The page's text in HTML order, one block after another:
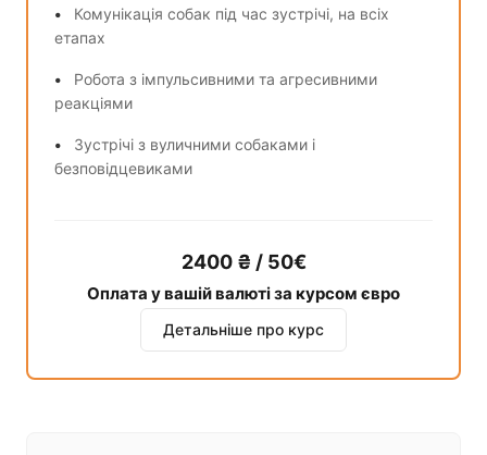
Комунікація собак під час зустрічі, на всіх
етапах
Робота з імпульсивними та агресивними
реакціями
Зустрічі з вуличними собаками і
безповідцевиками
2400 ₴ / 50€
Оплата у вашій валюті за курсом євро
Детальніше про курс